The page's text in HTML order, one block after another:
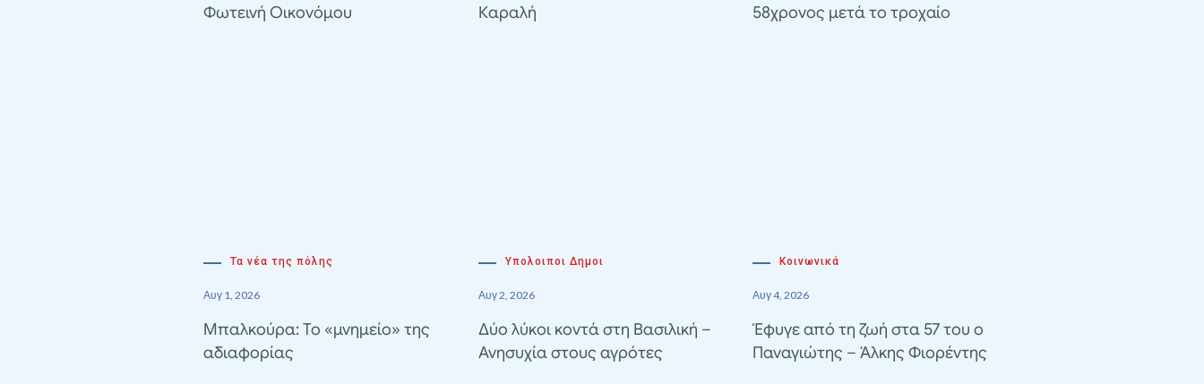
Φωτεινή Οικονόμου
Καραλή
58χρονος μετά το τροχαίο
Τα νέα της πόλης
Αυγ 1, 2026
Μπαλκούρα: Το «μνημείο» της
αδιαφορίας
Υπολοιποι Δημοι
Αυγ 2, 2026
Δύο λύκοι κοντά στη Βασιλική –
Ανησυχία στους αγρότες
Κοινωνικά
Αυγ 4, 2026
Έφυγε από τη ζωή στα 57 του ο
Παναγιώτης – Άλκης Φιορέντης